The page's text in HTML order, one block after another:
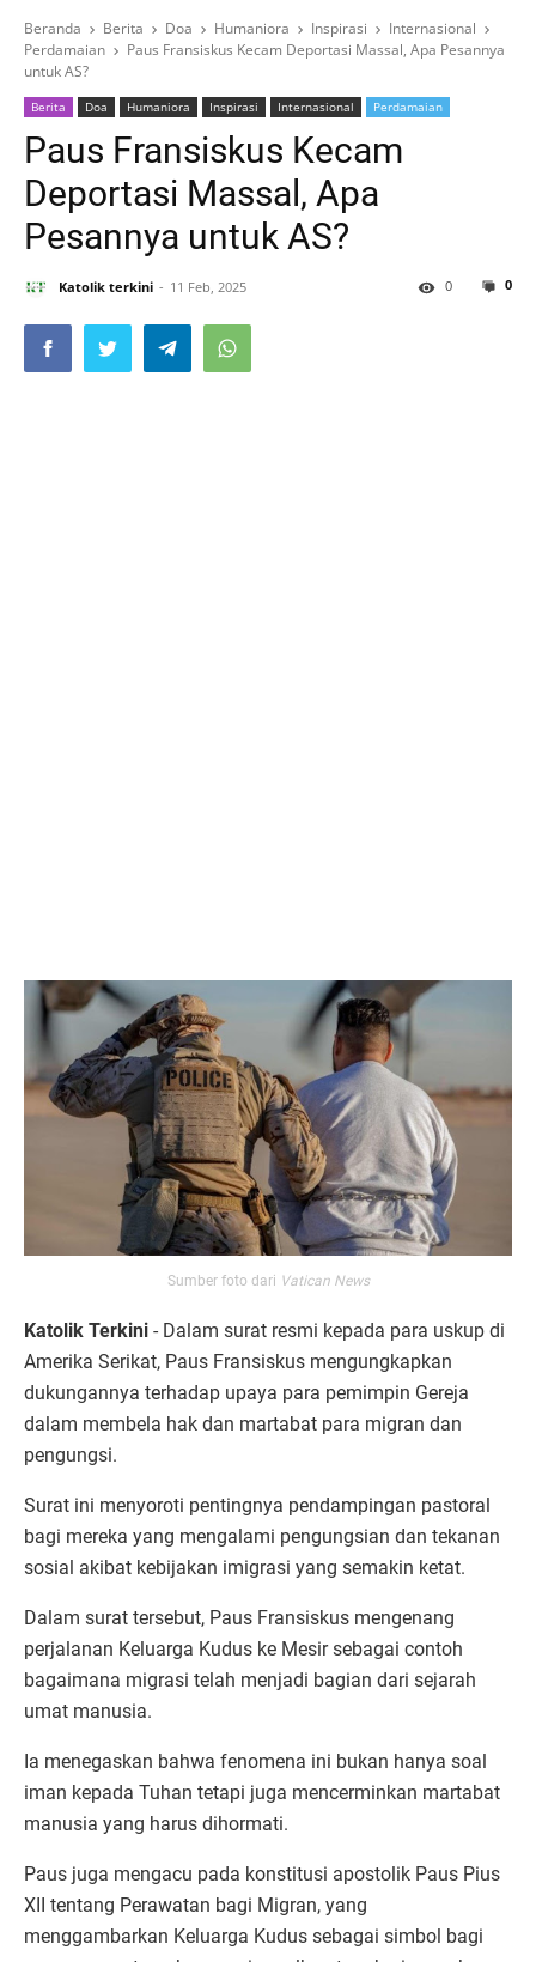
Beranda Berita Doa Humaniora Inspirasi
Internasional
Perdamaian
Paus Fransiskus Kecam Deportasi Massal, Apa Pesannya
untuk AS?
Berita Doa Humaniora Inspirasi Internasional Perdamaian
Paus Fransiskus Kecam
Deportasi Massal, Apa
Pesannya untuk AS?
Katolik terkini 11 Feb, 2025 0
0
Sumber foto dari Vatican News
Katolik Terkini - Dalam surat resmi kepada para uskup di
Amerika Serikat, Paus Fransiskus mengungkapkan
dukungannya terhadap upaya para pemimpin Gereja
dalam membela hak dan martabat para migran dan
pengungsi.
Surat ini menyoroti pentingnya pendampingan pastoral
bagi mereka yang mengalami pengungsian dan tekanan
sosial akibat kebijakan imigrasi yang semakin ketat.
Dalam surat tersebut, Paus Fransiskus mengenang
perjalanan Keluarga Kudus ke Mesir sebagai contoh
bagaimana migrasi telah menjadi bagian dari sejarah
umat manusia.
Ia menegaskan bahwa fenomena ini bukan hanya soal
iman kepada Tuhan tetapi juga mencerminkan martabat
manusia yang harus dihormati.
Paus juga mengacu pada konstitusi apostolik Paus Pius
XII tentang Perawatan bagi Migran, yang
menggambarkan Keluarga Kudus sebagai simbol bagi